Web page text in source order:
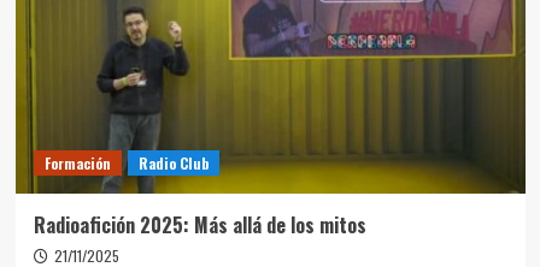
Formación Radio Club
Radioafición 2025: Más allá de los mitos
21/11/2025